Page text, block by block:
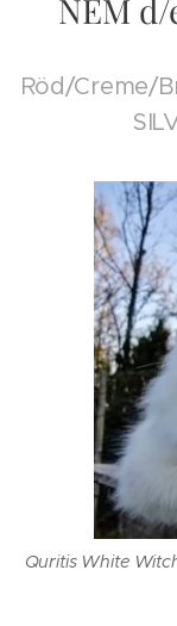
NEM d/
Röd/Creme/
Quritis White